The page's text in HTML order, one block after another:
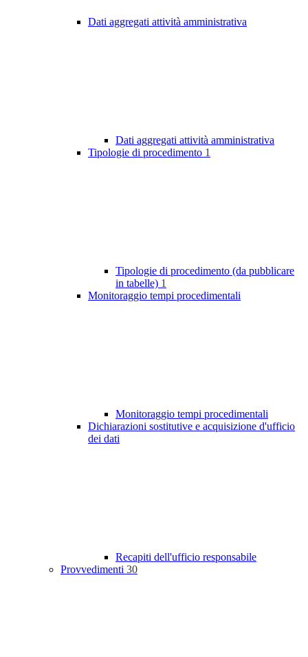
Dati aggregati attività amministrativa
Dati aggregati attività amministrativa
Tipologie di procedimento 1
Tipologie di procedimento (da pubblicare
in tabelle) 1
Monitoraggio tempi procedimentali
Monitoraggio tempi procedimentali
Dichiarazioni sostitutive e acquisizione d'ufficio
dei dati
Recapiti dell'ufficio responsabile
Provvedimenti 30